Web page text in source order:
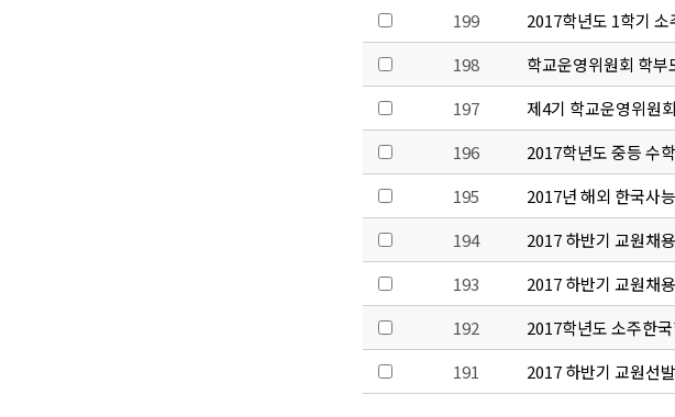
199
2017학년도 1학기
198
학교운영위원회 학부
197
제4기 학교운영위원
196
2017학년도 중등 수
195
2017년 해외 한국사
194
2017 하반기 교원채
193
2017 하반기 교원채
192
2017학년도 소주한
191
2017 하반기 교원선